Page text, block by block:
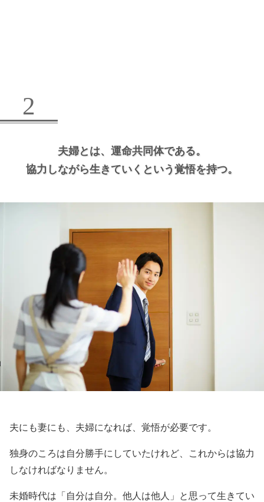
2
夫婦とは、 運命共同体である。
協力しながら生きていくという覚悟を持つ。
夫にも妻にも、夫婦になれば、覚悟が必要です。
独身のころは自分勝手にしていたけれど、これからは協力
しなければなりません。
未婚時代は「自分は自分。他人は他人」と思って生きてい